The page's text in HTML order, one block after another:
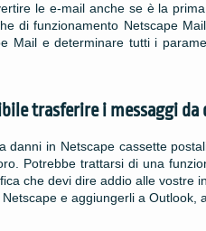
le e-mail anche se è la
di funzionamento Netscape
Mail e determinare tutti i
trasferire i messaggi da
danni in Netscapecassette
Potrebbe trattarsi di una
che devi dire addio alle vostre
e aggiungerli a Outlook,